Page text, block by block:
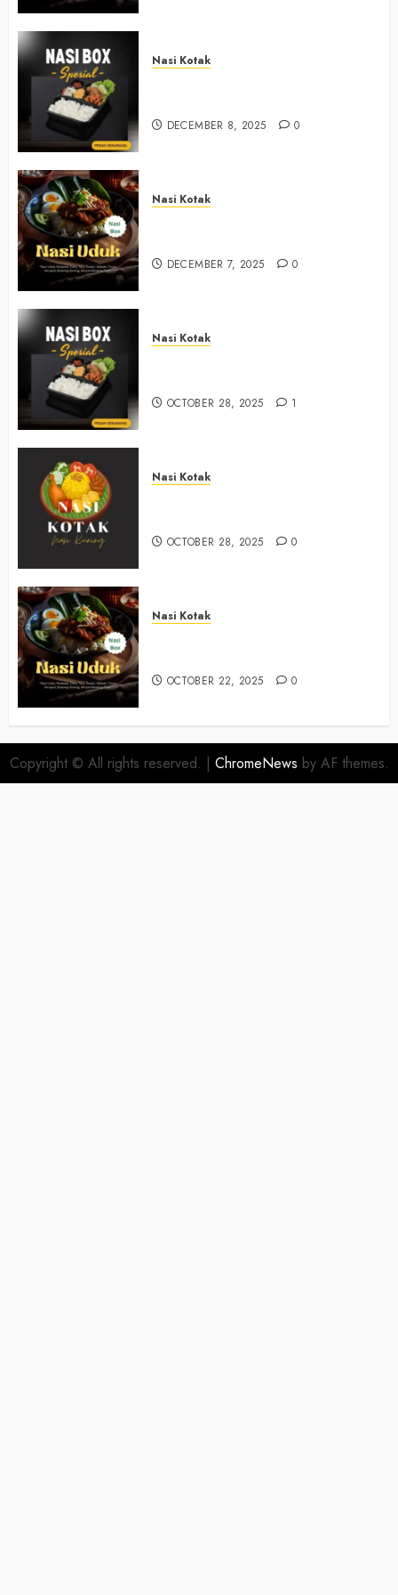
Nasi Kotak
DECEMBER 8, 2025 0
Nasi Kotak
DECEMBER 7, 2025 0
Nasi Kotak
OCTOBER 28, 2025 1
Nasi Kotak
OCTOBER 28, 2025 0
Nasi Kotak
OCTOBER 22, 2025 0
Copyright © All rights reserved. | ChromeNews by AF themes.